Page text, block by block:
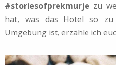
#storiesofprekmurje zu
hat, was das Hotel so
Umgebung ist, erzähle ich